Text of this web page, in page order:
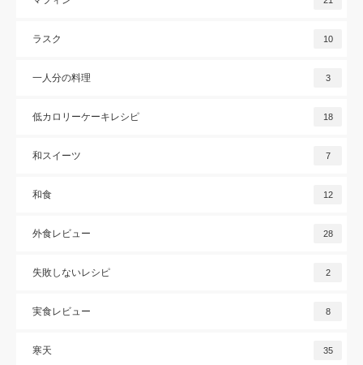
ラスク 10
一人分の料理 3
低カロリーケーキレシピ 18
和スイーツ 7
和食 12
外食レビュー 28
失敗しないレシピ 2
実食レビュー 8
寒天 35